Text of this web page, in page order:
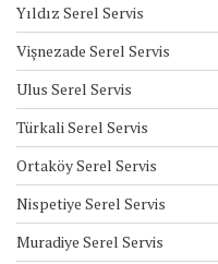
Yıldız Serel Servis
Vişnezade Serel Servis
Ulus Serel Servis
Türkali Serel Servis
Ortaköy Serel Servis
Nispetiye Serel Servis
Muradiye Serel Servis